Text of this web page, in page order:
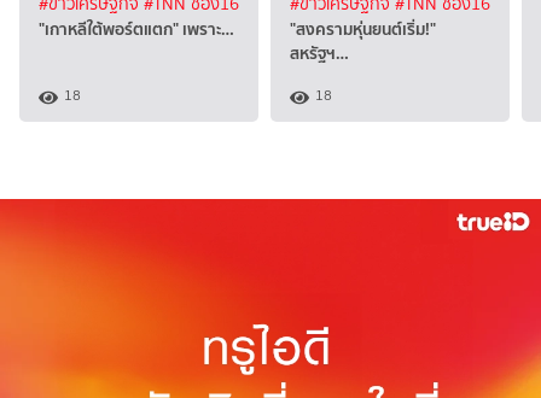
"เกาหลีใต้พอร์ตแตก" เพราะ…
18
"สงครามหุ่นยนต์เริ่ม!"
สหรัฐฯ…
18